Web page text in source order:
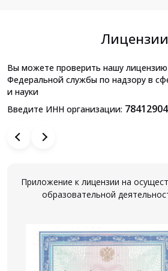
Лицензии
Вы можете проверить нашу лицензию
Федеральной службы по надзору в
и науки
Введите ИНН организации:
Приложение к лицензии на
образовательной